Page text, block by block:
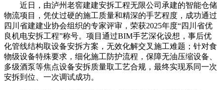
近日，由泸州老窖建建安拆工程无限公司承建的智能仓储
物流项目，凭仗过硬的施工质量和精深的手艺程度，成功通过
四川省建建业协会组织的专家评审，荣获2025年度“四川省优
良机电安拆工程”称号。项目通过BIM手艺深化设想，事后优
化管线结构取设备安拆方案，无效化解交叉施工难题；针对食
物级设备特殊要求，细化施工防护流程，保障无油压缩设备、
多级酒泵等焦点设备安拆质量取工艺合规，最终实现系同一次
安拆到位、一次调试成功。